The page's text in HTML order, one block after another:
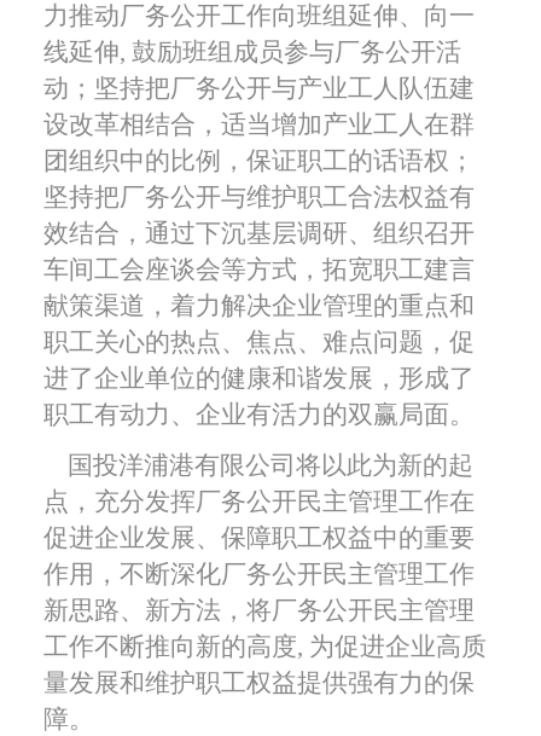
力推动厂务公开工作向班组延伸、向一
线延伸, 鼓励班组成员参与厂务公开活
动； 坚持把厂务公开与产业工人队伍建
设改革相结合，适当增加产业工人在群
团组织中的比例，保证职工的话语权；
坚持把厂务公开与维护职工合法权益有
效结合，通过下沉基层调研、组织召开
车间工会座谈会等方式，拓宽职工建言
献策渠道，着力解决企业管理的重点和
职工关心的热点、焦点、难点问题， 促
进了企业单位的健康和谐发展，形成了
职工有动力、企业有活力的双赢局面。
国投洋浦港有限公司 将以此为新的起
点，充分发挥厂务公开民主管理工作在
促进企业发展、保障职工权益中的重要
作用， 不断深化厂务公开民主管理工作
新思路、新方法 ，将厂务公开民主管理
工作不断推向新的高度, 为促进企业高质
量发展和维护职工权益提供强有力的保
障。